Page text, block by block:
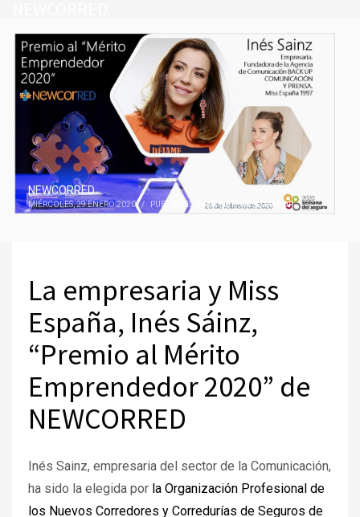
NEWCORRED
MIÉRCOLES, 29 ENERO 2020 / PUBLISHED INMUNDO ASEGURADOR
La empresaria y Miss
España, Inés Sáinz,
“Premio al Mérito
Emprendedor 2020” de
NEWCORRED
Inés Sainz, empresaria del sector de la Comunicación,
ha sido la elegida por la Organización Profesional de
los Nuevos Corredores y Corredurías de Seguros de